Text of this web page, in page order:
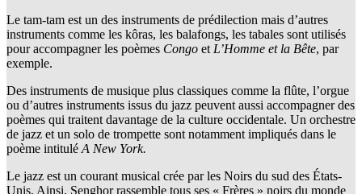
Le tam-tam est un des instruments de prédilection mais d’autres
instruments comme les kôras, les balafongs, les tabales sont utilisés
pour accompagner les poèmes Congo et L’Homme et la Bête, par
exemple.
Des instruments de musique plus classiques comme la flûte, l’orgue
ou d’autres instruments issus du jazz peuvent aussi accompagner des
poèmes qui traitent davantage de la culture occidentale. Un orchestre
de jazz et un solo de trompette sont notamment impliqués dans le
poème intitulé A New York.
Le jazz est un courant musical crée par les Noirs du sud des États-
Unis. Ainsi, Senghor rassemble tous ses « Frères » noirs du monde